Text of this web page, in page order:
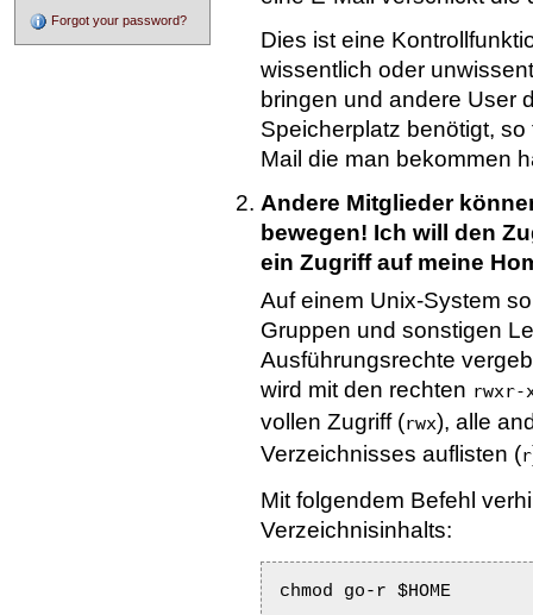
Forgot your password?
Dies ist eine
wissentlich oder
bringen und andere User
Speicherplatz benötigt,
Mail die man bekommen
Andere Mitglieder
bewegen! Ich will den
ein Zugriff auf meine
Auf einem Unix-System
Gruppen und sonstigen
Ausführungsrechte
wird mit den rechten rwxr-
vollen Zugriff (rwx), alle
Verzeichnisses auflisten (r
Mit folgendem Befehl
Verzeichnisinhalts:
chmod go-r $HOME